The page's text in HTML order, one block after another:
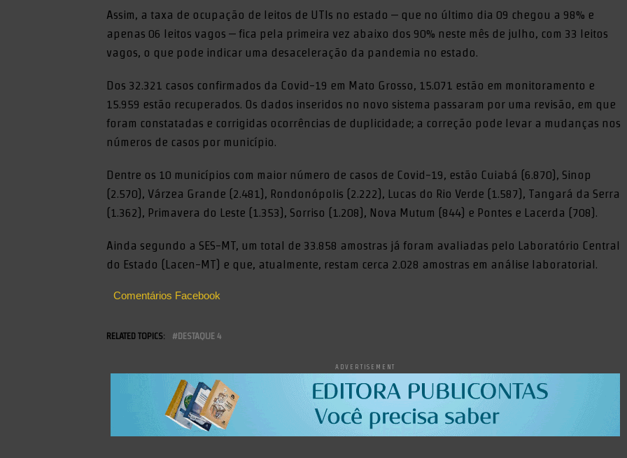
Assim, a taxa de ocupação de leitos de UTIs no estado – que no último dia 09 chegou a 98% e
apenas 06 leitos vagos – fica pela primeira vez abaixo dos 90% neste mês de julho, com 33 leitos
vagos, o que pode indicar uma desaceleração da pandemia no estado.
Dos 32.321 casos confirmados da Covid-19 em Mato Grosso, 15.071 estão em monitoramento e
15.959 estão recuperados. Os dados inseridos no novo sistema passaram por uma revisão, em que
foram constatadas e corrigidas ocorrências de duplicidade; a correção pode levar a mudanças nos
números de casos por município.
Dentre os 10 municípios com maior número de casos de Covid-19, estão Cuiabá (6.870), Sinop
(2.570), Várzea Grande (2.481), Rondonópolis (2.222), Lucas do Rio Verde (1.587), Tangará da Serra
(1.362), Primavera do Leste (1.353), Sorriso (1.208), Nova Mutum (844) e Pontes e Lacerda (708).
Ainda segundo a SES-MT, um total de 33.858 amostras já foram avaliadas pelo Laboratório Central
do Estado (Lacen-MT) e que, atualmente, restam cerca 2.028 amostras em análise laboratorial.
Comentários Facebook
RELATED TOPICS: DESTAQUE 4
ADVERTISEMENT